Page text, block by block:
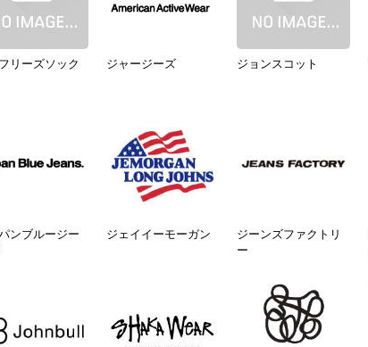
リーズソック
ジャージーズ ジョンスコット
ンブルージー
ジェイイーモーガン
ジーンズファクトリ
ー